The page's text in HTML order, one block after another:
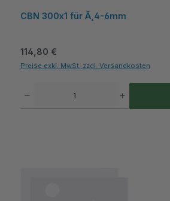
CBN 300x1 für Ã¸4-6mm
Regulärer Preis:
114,80 €
Preise exkl. MwSt. zzgl. Versandkosten